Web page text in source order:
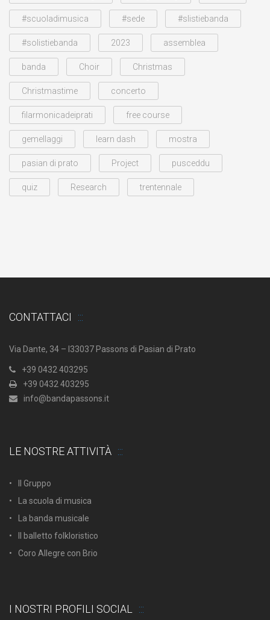
#scuoladimusica #sede #slistiebanda
#solistiebanda 2023 assemblea
banda Choir Christmas
Christmastime concerto
filarmonicadeiprati free course
gemellaggi learn dash mostra
pasian di prato Project pusceddu
quiz Research trentennale
CONTATTACI
Via Dante, 34 – I33037 Passons di Pasian di Prato
+39 0432 403295
+39 0432 403295
info@bandapassons.it
LE NOSTRE ATTIVITÀ
Il Gruppo
La scuola di musica
La banda musicale
Il balletto folkloristico
Coro Allegre con Brio
I NOSTRI PROFILI SOCIAL